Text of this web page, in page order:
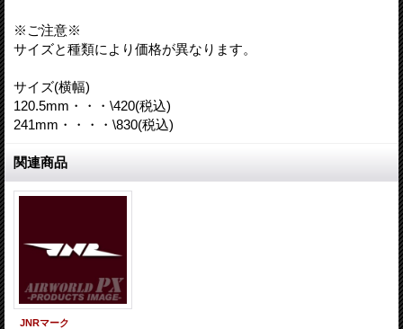
※ご注意※
サイズと種類により価格が異なります。
サイズ(横幅)
120.5mm・・・\420(税込)
241mm・・・・\830(税込)
関連商品
JNRマーク